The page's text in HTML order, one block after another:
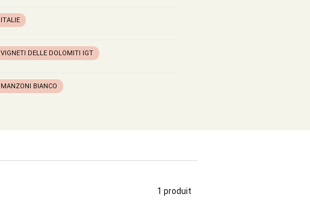
ITALIE
VIGNETI DELLE DOLOMITI IGT
MANZONI BIANCO
1 produit